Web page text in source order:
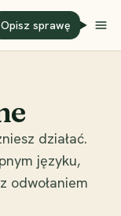
Opisz sprawę
działać.
języku,
odwołaniem